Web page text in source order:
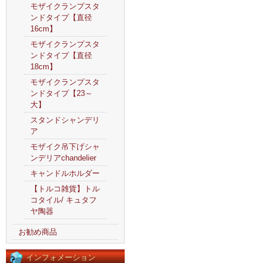
モザイクランプスタ
ンドタイプ【直径
16cm】
モザイクランプスタ
ンドタイプ【直径
18cm】
モザイクランプスタ
ンドタイプ【23～
大】
スタンドシャンデリ
ア
モザイク吊下げシャ
ンデリアchandelier
キャンドルホルダー
【トルコ雑貨】トル
コタイル/ キュタフ
ヤ陶器
お勧め商品
インフォメーション